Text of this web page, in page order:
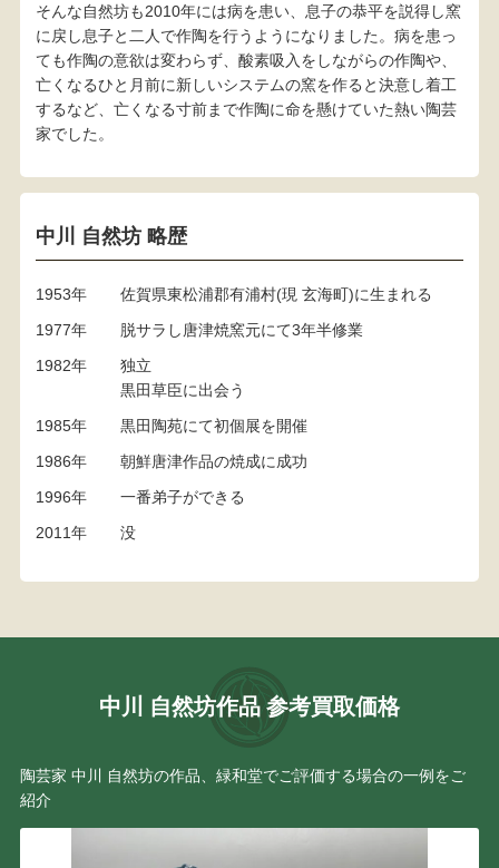
そんな自然坊も2010年には病を患い、息子の恭平を説得し窯
に戻し息子と二人で作陶を行うようになりました。病を患っ
ても作陶の意欲は変わらず、酸素吸入をしながらの作陶や、
亡くなるひと月前に新しいシステムの窯を作ると決意し着工
するなど、亡くなる寸前まで作陶に命を懸けていた熱い陶芸
家でした。
中川 自然坊 略歴
1953年
佐賀県東松浦郡有浦村(現 玄海町)に生まれる
1977年
脱サラし唐津焼窯元にて3年半修業
1982年
独立
黒田草臣に出会う
1985年
黒田陶苑にて初個展を開催
1986年
朝鮮唐津作品の焼成に成功
1996年
一番弟子ができる
2011年
没
中川 自然坊作品 参考買取価格
陶芸家 中川 自然坊の作品、緑和堂でご評価する場合の一例をご
紹介